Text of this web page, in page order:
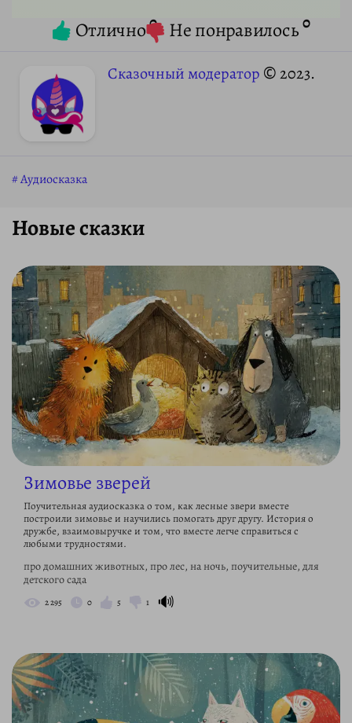
Отлично0 Не понравилось0
Сказочный модератор © 2023.
Аудиосказка
Новые сказки
Зимовье зверей
Поучительная аудиосказка о том, как лесные звери вместе
построили зимовье и научились помогать друг другу. История о
дружбе, взаимовыручке и том, что вместе легче справиться с
любыми трудностями.
про домашних животных, про лес, на ночь, поучительные, для
детского сада
2 295 0 5 1 🔊